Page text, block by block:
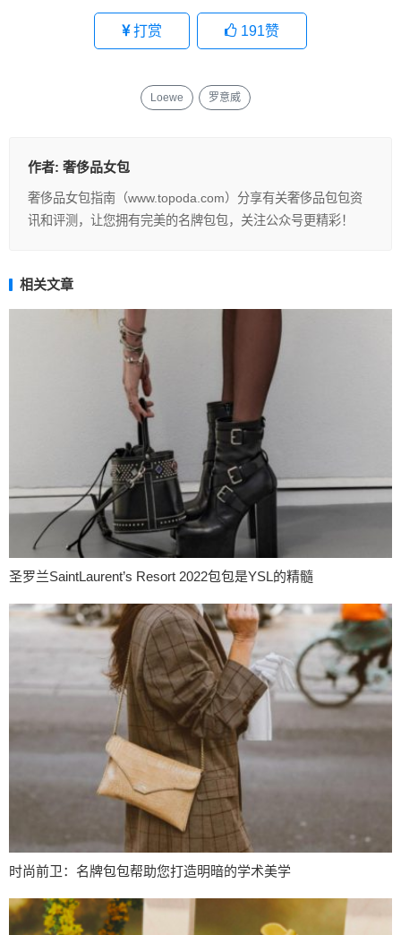
打赏 191赞
Loewe 罗意威
作者: 奢侈品女包
奢侈品女包指南（www.topoda.com）分享有关奢侈品包包资
讯和评测，让您拥有完美的名牌包包，关注公众号更精彩！
相关文章
圣罗兰SaintLaurent’s Resort 2022包包是YSL的精髓
时尚前卫：名牌包包帮助您打造明暗的学术美学